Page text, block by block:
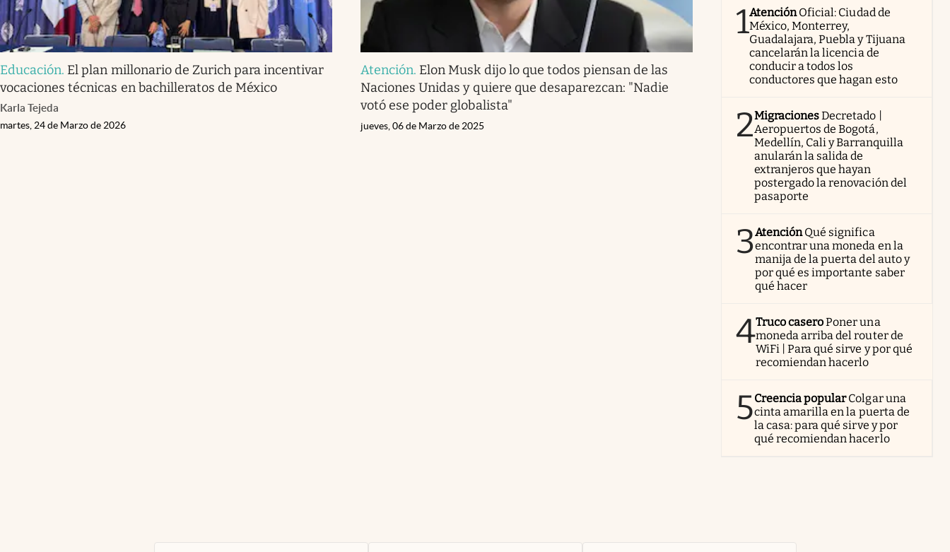
Educación. El plan millonario de Zurich para incentivar
vocaciones técnicas en bachilleratos de México
Karla Tejeda
martes, 24 de Marzo de 2026
Atención. Elon Musk dijo lo que todos piensan de las
Naciones Unidas y quiere que desaparezcan: "Nadie
votó ese poder globalista"
jueves, 06 de Marzo de 2025
1AtenciónOficial: Ciudad de
México, Monterrey,
Guadalajara, Puebla y Tijuana
cancelarán la licencia de
conducir a todos los
conductores que hagan esto
2MigracionesDecretado |
Aeropuertos de Bogotá,
Medellín, Cali y Barranquilla
anularán la salida de
extranjeros que hayan
postergado la renovación del
pasaporte
3AtenciónQué significa
encontrar una moneda en la
manija de la puerta del auto y
por qué es importante saber
qué hacer
4Truco caseroPoner una
moneda arriba del router de
WiFi | Para qué sirve y por qué
recomiendan hacerlo
5Creencia popularColgar una
cinta amarilla en la puerta de
la casa: para qué sirve y por
qué recomiendan hacerlo